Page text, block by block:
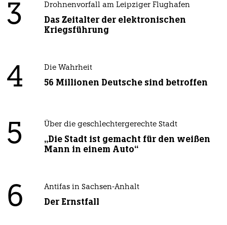
3 Drohnenvorfall am Leipziger Flughafen
Das Zeitalter der elektronischen
Kriegsführung
4 Die Wahrheit
56 Millionen Deutsche sind betroffen
5 Über die geschlechtergerechte Stadt
„Die Stadt ist gemacht für den weißen
Mann in einem Auto“
6 Antifas in Sachsen-Anhalt
Der Ernstfall